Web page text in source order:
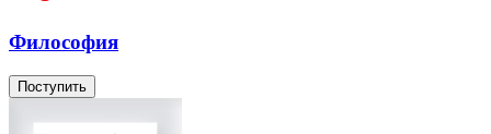
Философия
Поступить